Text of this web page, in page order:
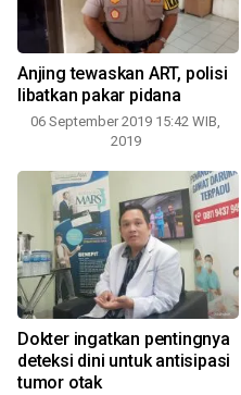
Anjing tewaskan ART, polisi
libatkan pakar pidana
06 September 2019 15:42 WIB,
2019
Dokter ingatkan pentingnya
deteksi dini untuk antisipasi
tumor otak